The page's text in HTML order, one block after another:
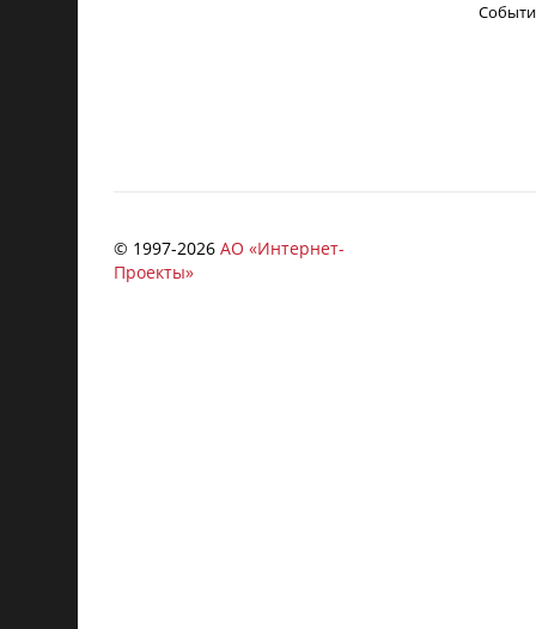
© 1997-2026 АО «Интернет-
Проекты»